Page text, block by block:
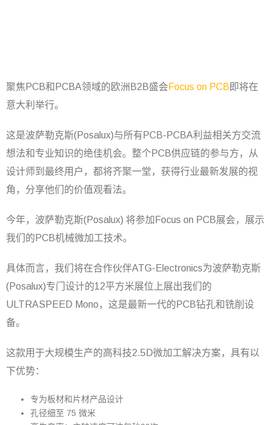
聚焦PCB和PCBA领域的欧洲B2B盛会 Focus on PCB即将在
意大利举行。
这是波萨勒克斯(Posalux)与所有PCB-PCBA利益相关方交流
想法和专业知识的绝佳机会。整个PCB供应链的参与方，从
设计师到最终用户，都将齐聚一堂，获得行业最新发展的视
角，分享他们的价值观看法。
今年，波萨勒克斯(Posalux) 将参加Focus on PCB展会，展示
我们的PCB机械微加工技术。
具体而言，我们将在合作伙伴ATG-Electronics为波萨勒克斯
(Posalux)专门设计的12平方米展位上展出我们的
ULTRASPEED Mono，这是最新一代的PCB钻孔和铣削设
备。
这款用于大规模生产的高科技2.5D微加工解决方案，具有以
下优势：
专为板材和片材产品设计
孔径细至 75 微米